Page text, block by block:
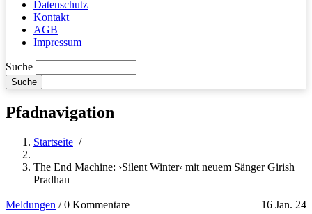
Datenschutz
Kontakt
AGB
Impressum
Suche
Pfadnavigation
Startseite /
The End Machine: ›Silent Winter‹ mit neuem Sänger Girish
Pradhan
Meldungen 16 Jan. 24
/0 Kommentare